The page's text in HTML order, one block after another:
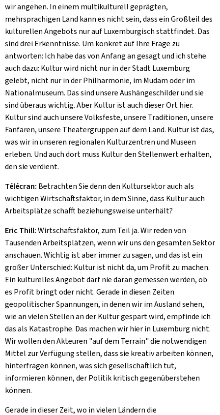
wir angehen. In einem multikulturell geprägten,
mehrsprachigen Land kann es nicht sein, dass ein Großteil des
kulturellen Angebots nur auf Luxemburgisch stattfindet. Das
sind drei Erkenntnisse. Um konkret auf Ihre Frage zu
antworten: Ich habe das von Anfang an gesagt und ich stehe
auch dazu: Kultur wird nicht nur in der Stadt Luxemburg
gelebt, nicht nur in der Philharmonie, im Mudam oder im
Nationalmuseum. Das sind unsere Aushängeschilder und sie
sind überaus wichtig. Aber Kultur ist auch dieser Ort hier.
Kultur sind auch unsere Volksfeste, unsere Traditionen, unsere
Fanfaren, unsere Theatergruppen auf dem Land. Kultur ist das,
was wir in unseren regionalen Kulturzentren und Museen
erleben. Und auch dort muss Kultur den Stellenwert erhalten,
den sie verdient.
Télécran: Betrachten Sie denn den Kultursektor auch als
wichtigen Wirtschaftsfaktor, in dem Sinne, dass Kultur auch
Arbeitsplätze schafft beziehungsweise unterhält?
Eric Thill:Wirtschaftsfaktor, zum Teil ja. Wir reden von
Tausenden Arbeitsplätzen, wenn wir uns den gesamten Sektor
anschauen. Wichtig ist aber immer zu sagen, und das ist ein
großer Unterschied: Kultur ist nicht da, um Profit zu machen.
Ein kulturelles Angebot darf nie daran gemessen werden, ob
es Profit bringt oder nicht. Gerade in diesen Zeiten
geopolitischer Spannungen, in denen wir im Ausland sehen,
wie an vielen Stellen an der Kultur gespart wird, empfinde ich
das als Katastrophe. Das machen wir hier in Luxemburg nicht.
Wir wollen den Akteuren "auf dem Terrain" die notwendigen
Mittel zur Verfügung stellen, dass sie kreativ arbeiten können,
hinterfragen können, was sich gesellschaftlich tut,
informieren können, der Politik kritisch gegenüberstehen
können.
Gerade in dieser Zeit, wo in vielen Ländern die